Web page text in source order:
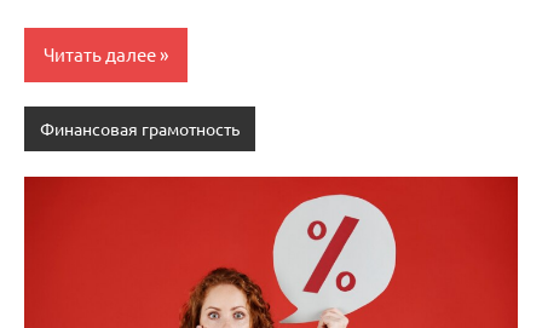
Читать далее
Финансовая грамотность